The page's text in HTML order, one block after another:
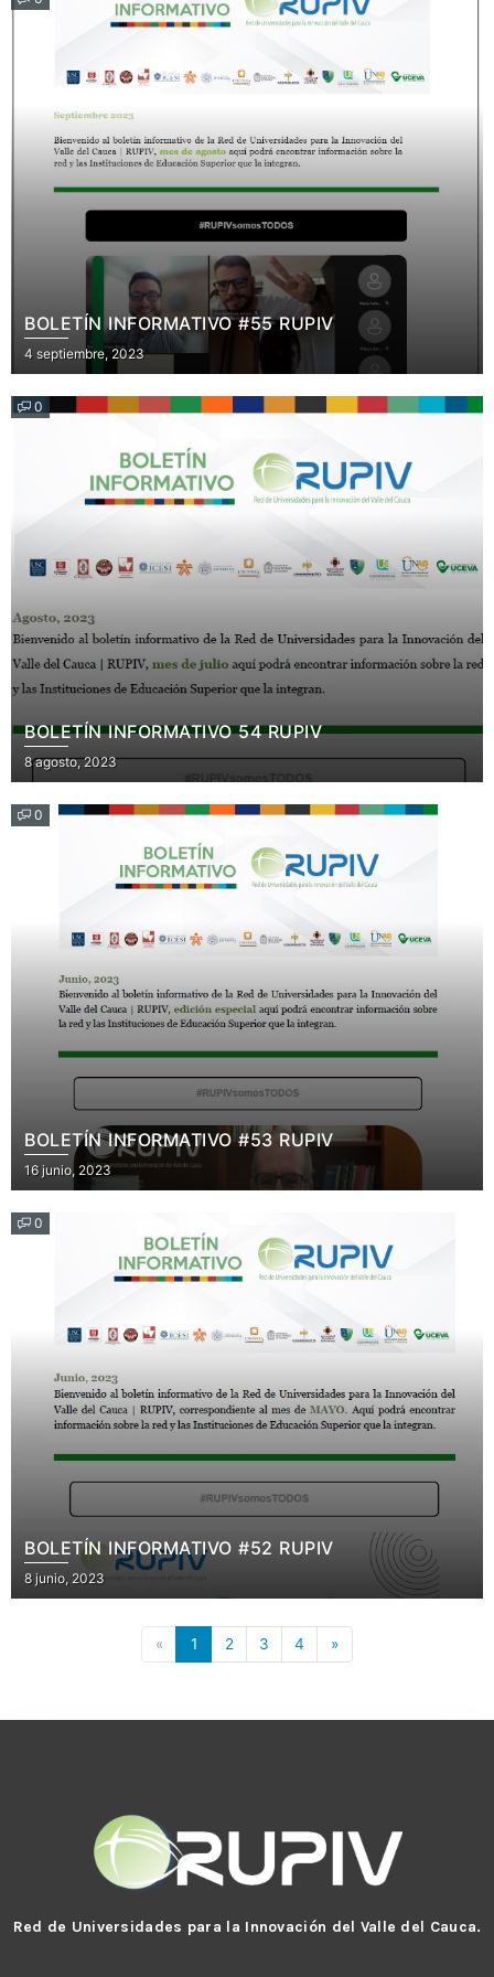
BOLETÍN INFORMATIVO #55 RUPIV
Posted
on
4 septiembre, 2023
0
BOLETÍN INFORMATIVO 54 RUPIV
Posted
on
8 agosto, 2023
0
BOLETÍN INFORMATIVO #53 RUPIV
Posted
on
16 junio, 2023
0
BOLETÍN INFORMATIVO #52 RUPIV
Posted
on
8 junio, 2023
« 1 2 3 4 »
Red de Universidades para la Innovación del Valle del Cauca.